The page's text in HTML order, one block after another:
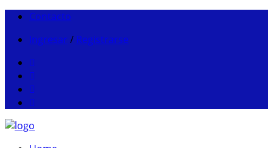
Contacto
Ingresar / Registrarse